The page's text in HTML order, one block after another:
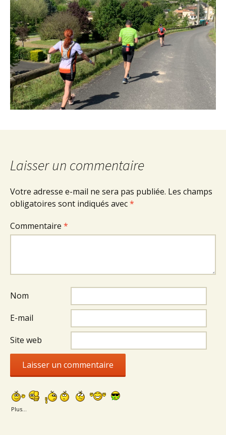
Laisser un commentaire
Votre adresse e-mail ne sera pas publiée. Les champs
obligatoires sont indiqués avec*
Commentaire *
Nom
E-mail
Site web
Plus...